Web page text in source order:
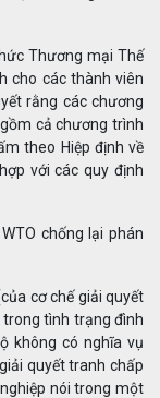
Thương mại Thế
cho các thành viên
rằng các chương
cả chương trình
theo Hiệp định về
với các quy định
chống lại phán
cơ chế giải quyết
tình trạng đình
không có nghĩa vụ
quyết tranh chấp
nói trong một